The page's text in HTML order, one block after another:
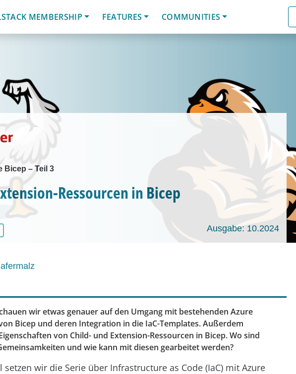
MEMBERSHIP FEATURES COMMUNITIES
Bicep – Teil 3
Ressourcen in Bicep
Ausgabe: 10.2024
wir etwas genauer auf den Umgang mit bestehenden Azure
Bicep und deren Integration in die IaC-Templates. Außerdem
von Child- und Extension-Ressourcen in Bicep. Wo sind
und wie kann mit diesen gearbeitet werden?
wir die Serie über Infrastructure as Code (IaC) mit Azure